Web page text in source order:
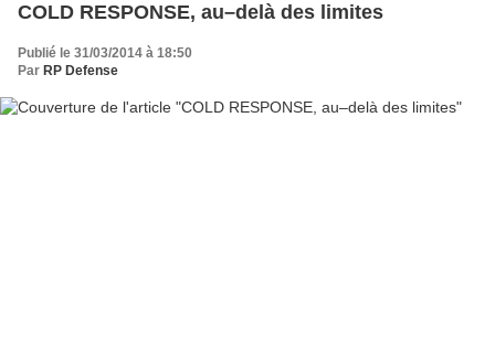
COLD RESPONSE, au–delà des limites
Publié le 31/03/2014 à 18:50
Par RP Defense